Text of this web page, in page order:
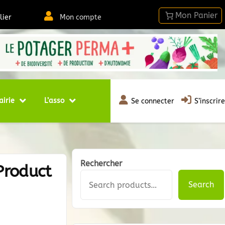
Mon compte
L’asso Se connecter S’inscrire
Rechercher
Search